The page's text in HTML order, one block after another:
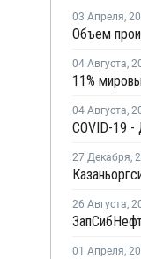
03 Апреля,
04 Августа,
04 Августа,
COVID-19 -
27 Декабря,
26 Августа,
01 Апреля,